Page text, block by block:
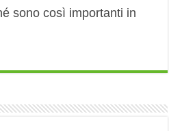
sono così importanti in